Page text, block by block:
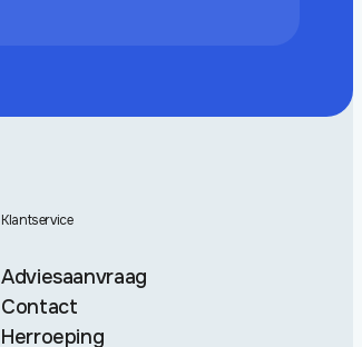
Klantservice
Adviesaanvraag
Contact
Herroeping